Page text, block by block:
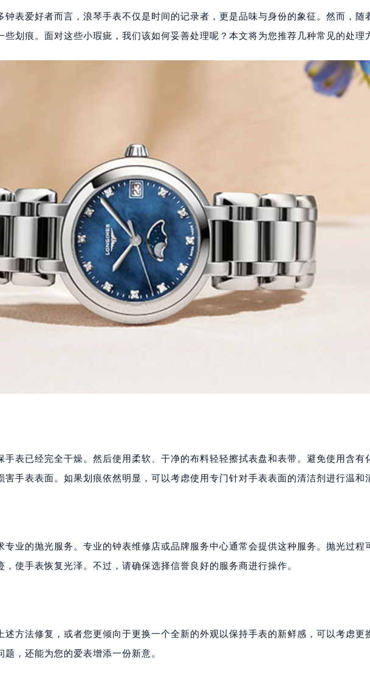
钟表爱好者而言，浪琴手表不仅是时间的记录者，更是品味与身份的象征。然而，随
划痕。面对这些小瑕疵，我们该如何妥善处理呢？本文将为您推荐几种常见的处理
手表已经完全干燥。然后使用柔软、干净的布料轻轻擦拭表盘和表带。避免使用含有
手表表面。如果划痕依然明显，可以考虑使用专门针对手表表面的清洁剂进行温和
专业的抛光服务。专业的钟表维修店或品牌服务中心通常会提供这种服务。抛光过程
使手表恢复光泽。不过，请确保选择信誉良好的服务商进行操作。
述方法修复，或者您更倾向于更换一个全新的外观以保持手表的新鲜感，可以考虑更
，还能为您的爱表增添一份新意。